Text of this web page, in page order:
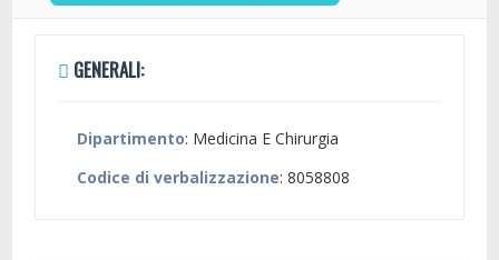
GENERALI:
Dipartimento: Medicina E Chirurgia
Codice di verbalizzazione: 8058808